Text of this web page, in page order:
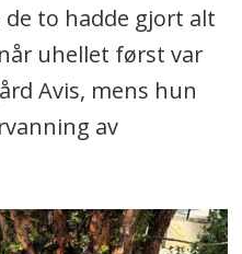
to hadde gjort alt
uhellet først var
Avis, mens hun
av